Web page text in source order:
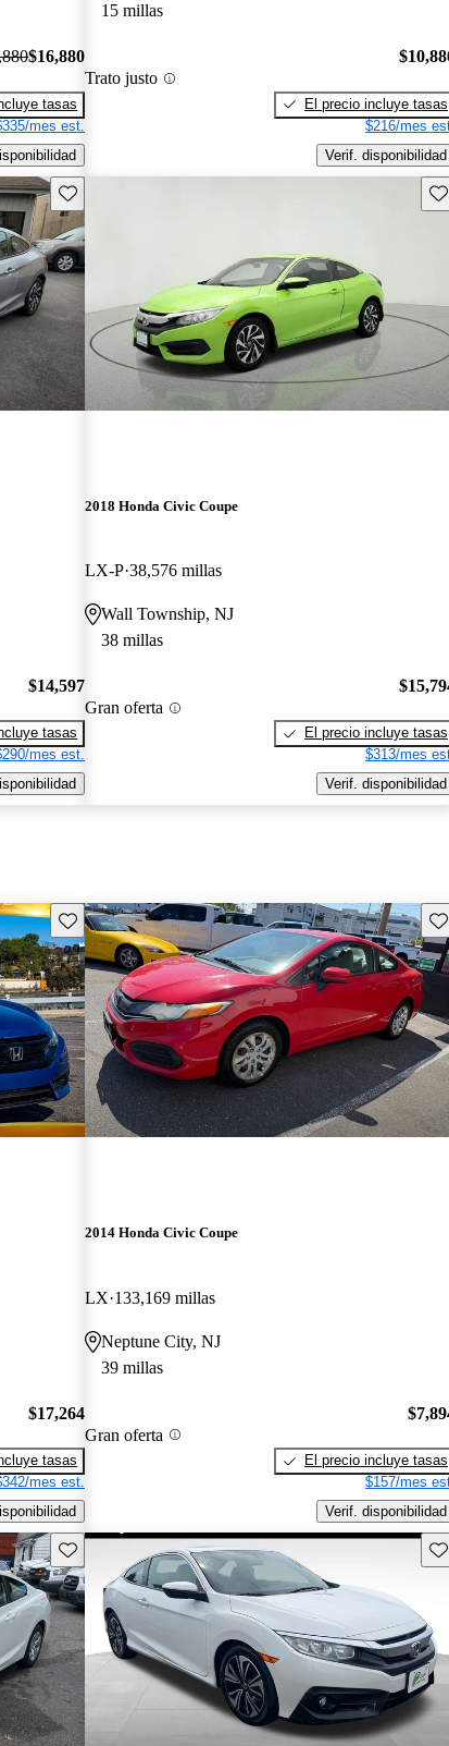
$16,880
tasas
mes est.
15 millas
Trato justo
El precio incluye tasas
$216/mes
Verif. disponibilidad
Guarda este Aviso
$14,597
tasas
mes est.
2018 Honda Civic Coupe
LX-P 38,576 millas
Wall Township, NJ
38 millas
Gran oferta
El precio incluye tasas
$313/mes
Verif. disponibilidad
Guarda este Aviso
$17,264
tasas
mes est.
2014 Honda Civic Coupe
LX 133,169 millas
Neptune City, NJ
39 millas
Gran oferta
El precio incluye tasas
$157/mes
Verif. disponibilidad
Guarda este Aviso